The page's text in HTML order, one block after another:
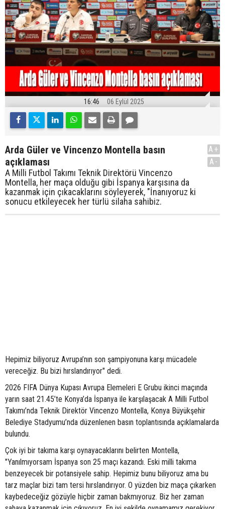
16:46 06 Eylül 2025
Arda Güler ve Vincenzo Montella basın
açıklaması
A Milli Futbol Takımı Teknik Direktörü Vincenzo
Montella, her maça olduğu gibi İspanya karşısına da
kazanmak için çıkacaklarını söyleyerek, "İnanıyoruz ki
sonucu etkileyecek her türlü silaha sahibiz.
A+
A-
Hepimiz biliyoruz Avrupa’nın son şampiyonuna karşı mücadele
vereceğiz. Bu bizi hırslandırıyor" dedi.
2026 FIFA Dünya Kupası Avrupa Elemeleri E Grubu ikinci maçında
yarın saat 21.45’te Konya’da İspanya ile karşılaşacak A Milli Futbol
Takımı’nda Teknik Direktör Vincenzo Montella, Konya Büyükşehir
Belediye Stadyumu’nda düzenlenen basın toplantısında açıklamalarda
bulundu.
Çok iyi bir takıma karşı oynayacaklarını belirten Montella,
"Yanılmıyorsam İspanya son 25 maçı kazandı. Eski milli takıma
benzeyecek bir potansiyele sahip. Hepimiz bunu biliyoruz ama bu
tarz maçlar bizi tam tersi hırslandırıyor. O yüzden biz maça çıkarken
kaybedeceğiz gözüyle hiçbir zaman bakmıyoruz. Biz her zaman